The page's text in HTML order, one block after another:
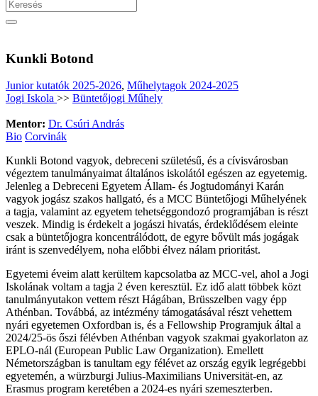
Kunkli Botond
Junior kutatók 2025-2026, Műhelytagok 2024-2025
Jogi Iskola >> Büntetőjogi Műhely
Mentor: Dr. Csúri András
Bio Corvinák
Kunkli Botond vagyok, debreceni születésű, és a cívisvárosban
végeztem tanulmányaimat általános iskolától egészen az egyetemig.
Jelenleg a Debreceni Egyetem Állam- és Jogtudományi Karán
vagyok jogász szakos hallgató, és a MCC Büntetőjogi Műhelyének
a tagja, valamint az egyetem tehetséggondozó programjában is részt
veszek. Mindig is érdekelt a jogászi hivatás, érdeklődésem eleinte
csak a büntetőjogra koncentrálódott, de egyre bővült más jogágak
iránt is szenvedélyem, noha előbbi élvez nálam prioritást.
Egyetemi éveim alatt kerültem kapcsolatba az MCC-vel, ahol a Jogi
Iskolának voltam a tagja 2 éven keresztül. Ez idő alatt többek közt
tanulmányutakon vettem részt Hágában, Brüsszelben vagy épp
Athénban. Továbbá, az intézmény támogatásával részt vehettem
nyári egyetemen Oxfordban is, és a Fellowship Programjuk által a
2024/25-ös őszi félévben Athénban vagyok szakmai gyakorlaton az
EPLO-nál (European Public Law Organization). Emellett
Németországban is tanultam egy félévet az ország egyik legrégebbi
egyetemén, a würzburgi Julius-Maximilians Universität-en, az
Erasmus program keretében a 2024-es nyári szemeszterben.